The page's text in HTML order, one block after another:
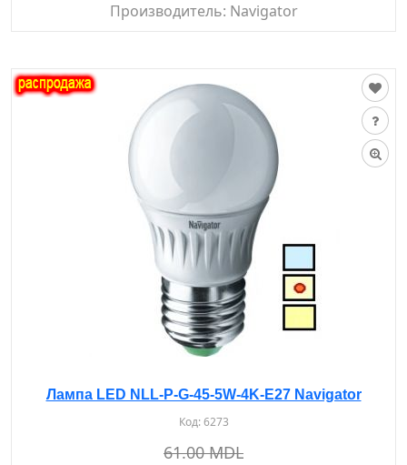
Производитель: Navigator
Лампа LED NLL-P-G-45-5W-4K-E27 Navigator
Код:6273
61.00 MDL